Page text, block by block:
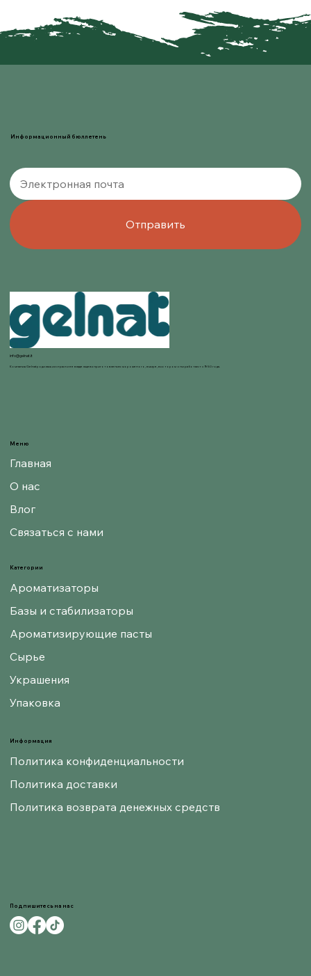
Информационный бюллетень
Отправить
info@gelnat.it
Компания Gelnat родилась из страсти ее владельцев к приготовлению мороженого, в мире, в котором они работают с 1950 года.
Информация
Политика конфиденциальности
Политика доставки
Политика возврата денежных средств
Категории
Ароматизаторы
Базы и стабилизаторы
Ароматизирующие пасты
Сырье
Украшения
Упаковка
Меню
Главная
О нас
Влог
Связаться с нами
Подпишитесь на нас